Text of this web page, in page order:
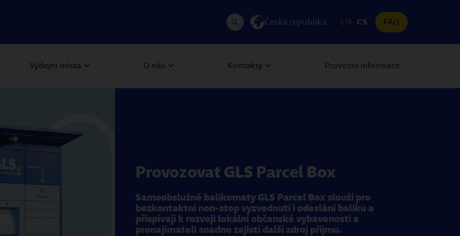
Česká republika EN CS FAQ
Výdejní místa O nás Kontakty Provozní informace
Provozovat GLS Parcel Box
Samoobslužné balíkomaty GLS Parcel Box slouží pro
bezkontaktní non-stop vyzvednutí i odeslání balíku a
přispívají k rozvoji lokální občanské vybavenosti a
pronajímateli snadno zajistí další zdroj příjmu.